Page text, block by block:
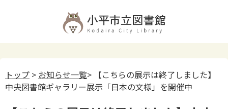
トップ > お知らせ一覧> 【こちらの展示は終了しました】
中央図書館ギャラリー展示「日本の文様」を開催中